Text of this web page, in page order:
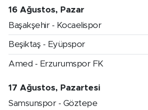
16 Ağustos, Pazar
Başakşehir - Kocaelispor
Beşiktaş - Eyüpspor
Amed - Erzurumspor FK
17 Ağustos, Pazartesi
Samsunspor - Göztepe